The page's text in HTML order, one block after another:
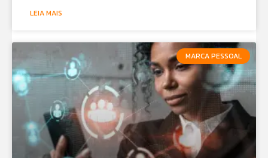
LEIA MAIS
MARCA PESSOAL